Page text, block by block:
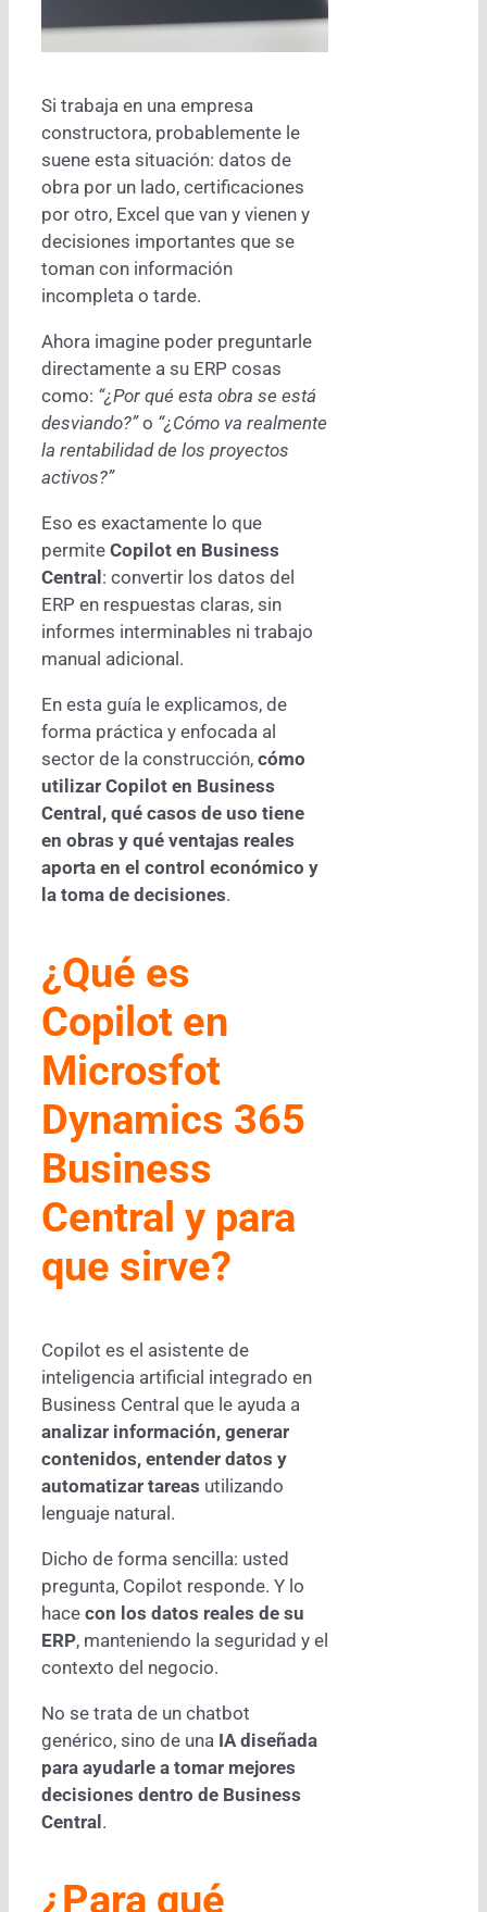
Si trabaja en una empresa
constructora, probablemente le
suene esta situación: datos de
obra por un lado, certificaciones
por otro, Excel que van y vienen y
decisiones importantes que se
toman con información
incompleta o tarde.
Ahora imagine poder preguntarle
directamente a su ERP cosas
como: “¿Por qué esta obra se está
desviando?”o “¿Cómo va realmente
la rentabilidad de los proyectos
activos?”
Eso es exactamente lo que
permite Copilot en Business
Central : convertir los datos del
ERP en respuestas claras, sin
informes interminables ni trabajo
manual adicional.
En esta guía le explicamos, de
forma práctica y enfocada al
sector de la construcción, cómo
utilizar Copilot en Business
Central, qué casos de uso tiene
en obras y qué ventajas reales
aporta en el control económico y
la toma de decisiones.
¿Qué es
Copilot en
Microsfot
Dynamics 365
Business
Central y para
que sirve?
Copilot es el asistente de
inteligencia artificial integrado en
Business Central que le ayuda a
analizar información, generar
contenidos, entender datos y
automatizar tareas utilizando
lenguaje natural.
Dicho de forma sencilla: usted
pregunta, Copilot responde. Y lo
hace con los datos reales de su
ERP, manteniendo la seguridad y el
contexto del negocio.
No se trata de un chatbot
genérico, sino de una IA diseñada
para ayudarle a tomar mejores
decisiones dentro de Business
Central .
¿Para qué